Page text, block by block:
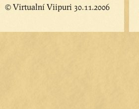
© Virtualní Viipuri 30.11.2006